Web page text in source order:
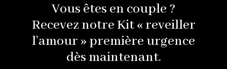
Vous êtes en couple ?
Recevez notre Kit « reveiller
l’amour » première urgence
dès maintenant.